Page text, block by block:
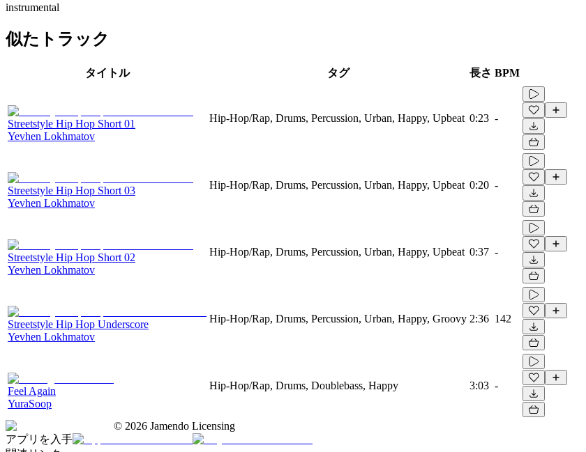
instrumental
似たトラック
タイトル タグ 長さ BPM
Streetstyle Hip Hop Short 01
Yevhen Lokhmatov
Hip-Hop/Rap, Drums, Percussion, Urban, Happy, Upbeat 0:23 -
Streetstyle Hip Hop Short 03
Yevhen Lokhmatov
Hip-Hop/Rap, Drums, Percussion, Urban, Happy, Upbeat 0:20 -
Streetstyle Hip Hop Short 02
Yevhen Lokhmatov
Hip-Hop/Rap, Drums, Percussion, Urban, Happy, Upbeat 0:37 -
Streetstyle Hip Hop Underscore
Yevhen Lokhmatov
Hip-Hop/Rap, Drums, Percussion, Urban, Happy, Groovy 2:36 142
Feel Again
YuraSoop
Hip-Hop/Rap, Drums, Doublebass, Happy 3:03 -
© 2026 Jamendo Licensing
アプリを入手